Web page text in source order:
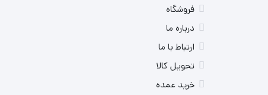
فروشگاه
درباره ما
ارتباط با ما
تحویل کالا
خرید عمده